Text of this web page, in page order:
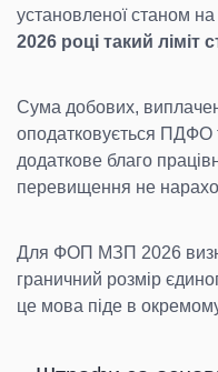
установленої станом на
2026 році такий ліміт
Сума добових,
оподатковується ПДФО
додаткове благо
перевищення не
Для ФОП МЗП 2026
граничний розмір
це мова піде в